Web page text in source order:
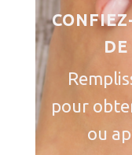
DE
pour
ou